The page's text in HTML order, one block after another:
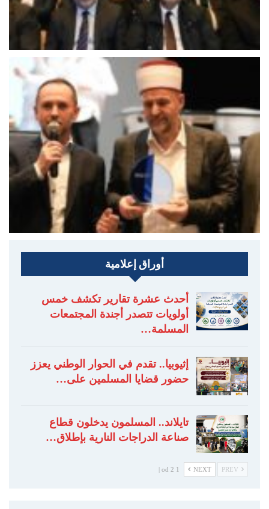
أوراق إعلامية
أحدث عشرة تقارير تكشف خمس
أولويات تتصدر أجندة المجتمعات
المسلمة…
إثيوبيا.. تقدم في الحوار الوطني يعزز
حضور قضايا المسلمين على…
تايلاند.. المسلمون يدخلون قطاع
صناعة الدراجات النارية بإطلاق…
NEXT
1 od 2 |